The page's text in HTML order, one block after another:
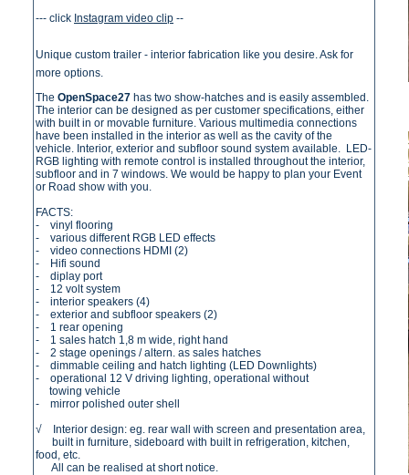
--- click Instagram video clip --
Unique custom trailer - interior fabrication like you desire. Ask for
more options.
The OpenSpace27 has two show-hatches and is easily assembled.
The interior can be designed as per customer specifications, either
with built in or movable furniture. Various multimedia connections
have been installed in the interior as well as the cavity of the
vehicle. Interior, exterior and subfloor sound system available. LED-
RGB lighting with remote control is installed throughout the interior,
subfloor and in 7 windows. We would be happy to plan your Event
or Road show with you.
FACTS:
- vinyl flooring
- various different RGB LED effects
- video connections HDMI (2)
- Hifi sound
- diplay port
- 12 volt system
- interior speakers (4)
- exterior and subfloor speakers (2)
- 1 rear opening
- 1 sales hatch 1,8 m wide, right hand
- 2 stage openings / altern. as sales hatches
- dimmable ceiling and hatch lighting (LED Downlights)
- operational 12 V driving lighting, operational without
towing vehicle
- mirror polished outer shell
√ Interior design: eg. rear wall with screen and presentation area,
built in furniture, sideboard with built in refrigeration, kitchen,
food, etc.
All can be realised at short notice.